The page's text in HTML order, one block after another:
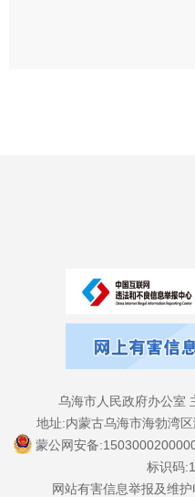
乌海市人民政府办公室
地址:内蒙古乌海市海勃湾
蒙公网安备
标识码
网站有害信息举报及维